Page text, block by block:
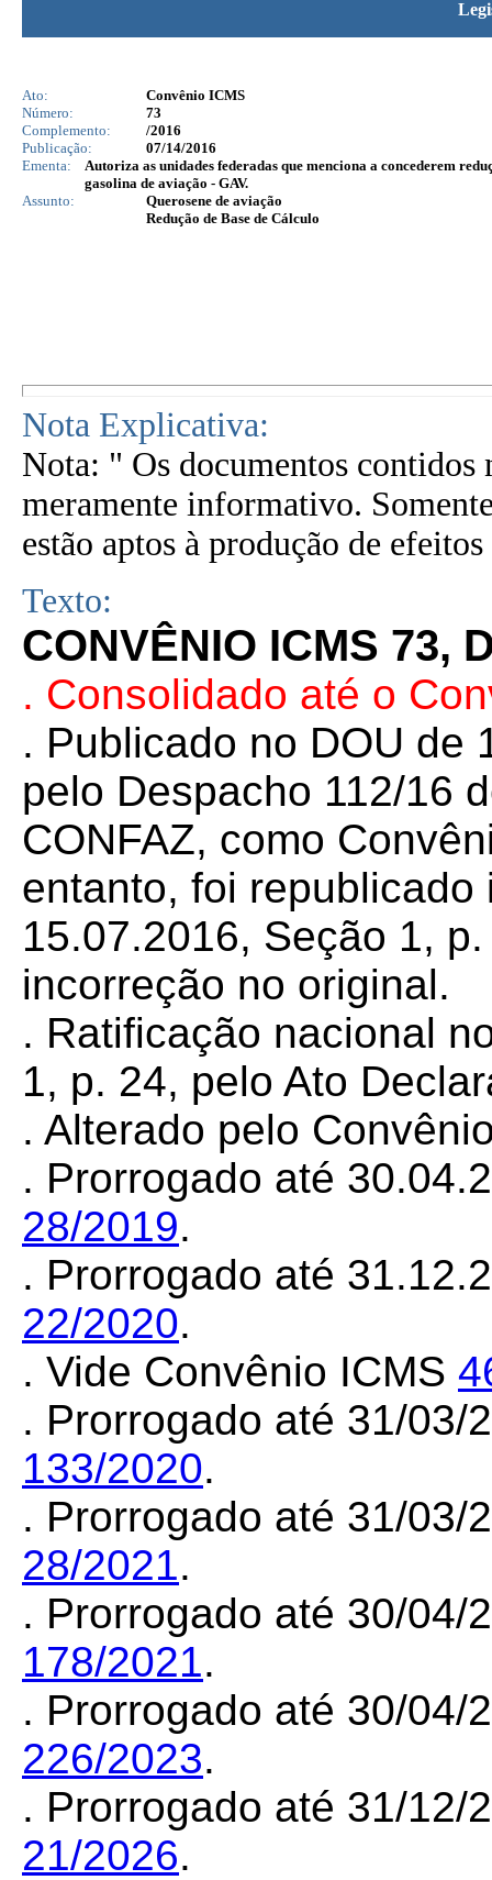
Ato:
Convênio ICMS
Número:
73
Complemento:
/2016
Publicação:
07/14/2016
Ementa:
Autoriza as unidades federadas que menciona a concederem
gasolina de aviação - GAV.
Assunto:
Querosene de aviação
Redução de Base de Cálculo
Nota Explicativa:
Nota: " Os documentos contidos
meramente informativo.
estão aptos à produção de
Texto:
CONVÊNIO ICMS 73,
. Consolidado até o
. Publicado no DOU de
pelo Despacho 112/16
CONFAZ, como
entanto, foi
15.07.2016, Seção 1,
incorreção no original.
. Ratificação nacional
1, p. 24, pelo Ato
. Alterado pelo
. Prorrogado até
28/2019.
. Prorrogado até
22/2020.
. Vide Convênio ICMS
. Prorrogado até 31/03/
133/2020.
. Prorrogado até 31/03/
28/2021.
. Prorrogado até 30/04/
178/2021.
. Prorrogado até 30/04/
226/2023.
. Prorrogado até 31/12/
21/2026.